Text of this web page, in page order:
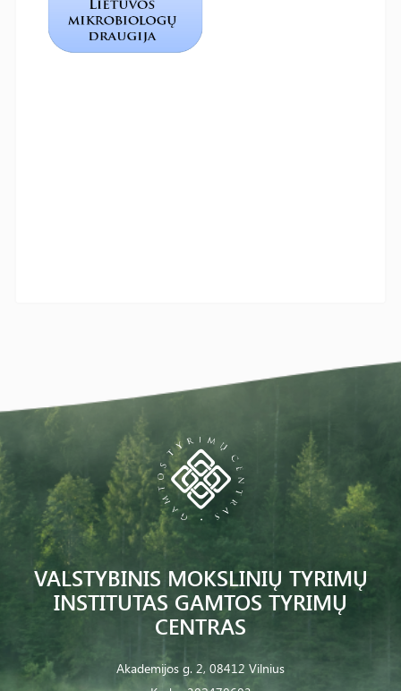
VALSTYBINIS MOKSLINIŲ TYRIMŲ
INSTITUTAS GAMTOS TYRIMŲ
CENTRAS
Akademijos g. 2, 08412 Vilnius